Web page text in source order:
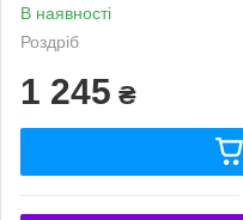
В наявності
Роздріб
1 245 ₴